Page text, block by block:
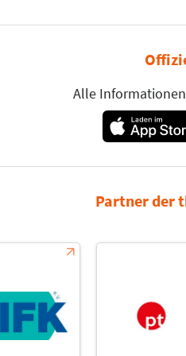
Alle
Partner der